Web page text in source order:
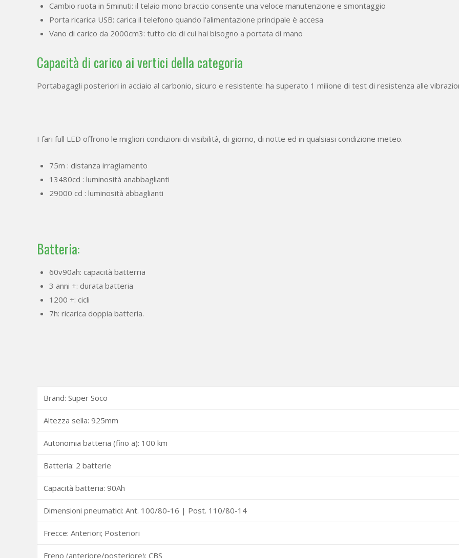
Cambio ruota in 5minuti: il telaio mono braccio consente una veloce manutenzione e smontaggio
Porta ricarica USB: carica il telefono quando l’alimentazione principale è accesa
Vano di carico da 2000cm3: tutto cio di cui hai bisogno a portata di mano
Capacità di carico ai vertici della categoria
Portabagagli posteriori in acciaio al carbonio, sicuro e resistente: ha superato 1 milione di test di resistenza alle
I fari full LED offrono le migliori condizioni di visibilità, di giorno, di notte ed in qualsiasi condizione meteo.
75m : distanza irragiamento
13480cd : luminosità anabbaglianti
29000 cd : luminosità abbaglianti
Batteria:
60v90ah: capacità batterria
3 anni +: durata batteria
1200 +: cicli
7h: ricarica doppia batteria.
Brand: Super Soco
Altezza sella: 925mm
Autonomia batteria (fino a): 100 km
Batteria: 2 batterie
Capacità batteria: 90Ah
Dimensioni pneumatici: Ant. 100/80-16 | Post. 110/80-14
Frecce: Anteriori; Posteriori
Freno (anteriore/posteriore): CBS